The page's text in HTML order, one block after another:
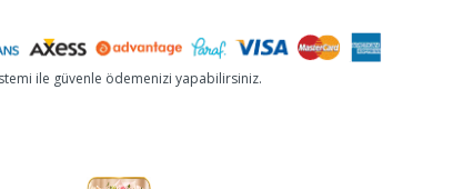
ile güvenle ödemenizi yapabilirsiniz.